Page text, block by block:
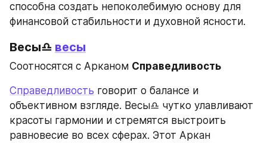
способна создать непоколебимую основу для
финансовой стабильности и духовной ясности.
Весы♎ весы
Соотносятся с Арканом Справедливость
Справедливость говорит о балансе и
объективном взгляде. Весы♎ чутко улавливают
красоты гармонии и стремятся выстроить
равновесие во всех сферах. Этот Аркан